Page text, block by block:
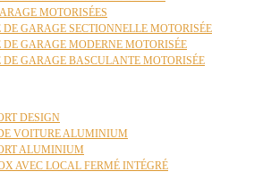
MOTORISÉES
DE GARAGE SECTIONNELLE MOTORISÉE
DE GARAGE MODERNE MOTORISÉE
DE GARAGE BASCULANTE MOTORISÉE
DESIGN
VOITURE ALUMINIUM
ALUMINIUM
AVEC LOCAL FERMÉ INTÉGRÉ